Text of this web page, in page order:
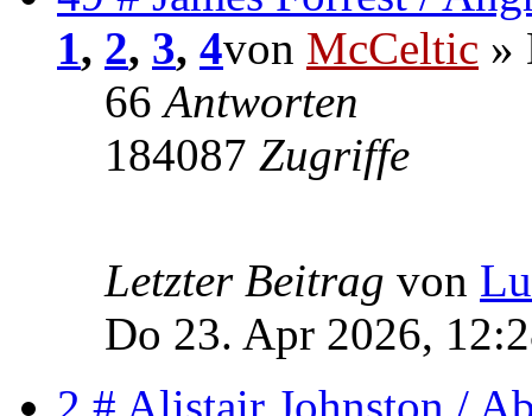
1, 2, 3, 4von McCeltic »
66Antworten
184087 Zugriffe
Letzter Beitrag von
Do 23. Apr 2026,
2 # Alistair Johnston /